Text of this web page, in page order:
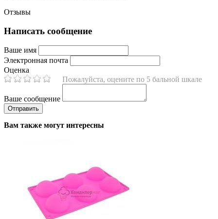
Отзывы
Написать сообщение
Ваше имя
Электронная почта
Оценка
Пожалуйста, оцените по 5 бальной шкале
Ваше сообщение
Вам также могут интересны